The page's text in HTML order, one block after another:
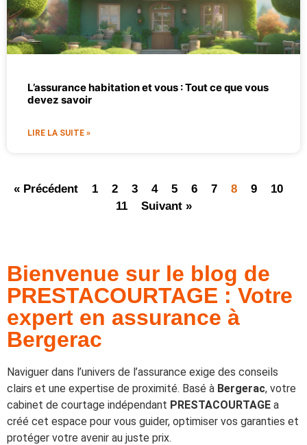
L’assurance habitation et vous : Tout ce que vous
devez savoir
LIRE LA SUITE »
« Précédent 1 2 3 4 5 6 7 8 9
10
11
Suivant »
Bienvenue sur le blog de
PRESTACOURTAGE : Votre
expert en assurance à
Bergerac
Naviguer dans l’univers de l’assurance exige des conseils
clairs et une expertise de proximité. Basé à Bergerac, votre
cabinet de courtage indépendant PRESTACOURTAGE a
créé cet espace pour vous guider, optimiser vos garanties et
protéger votre avenir au juste prix.